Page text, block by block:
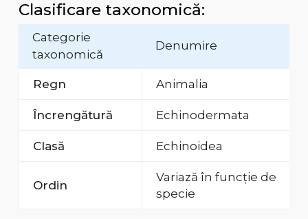
Clasificare taxonomică:
Categorie
taxonomică
Denumire
Regn Animalia
Încrengătură Echinodermata
Clasă Echinoidea
Ordin
Variază în funcție de
specie